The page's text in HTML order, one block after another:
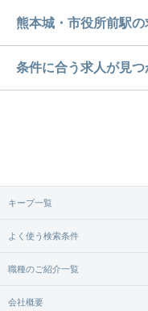
熊本城・市役所前駅の
熊本城・市役所前駅
な求人があるかぜひ
条件に合う求人が見
無料相談の登録はコ
キープ一覧
よく使う検索条件
職種のご紹介一覧
会社概要